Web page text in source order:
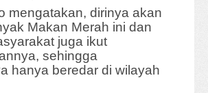
mengatakan, dirinya akan
Makan Merah ini dan
juga ikut
sehingga
hanya beredar di wilayah